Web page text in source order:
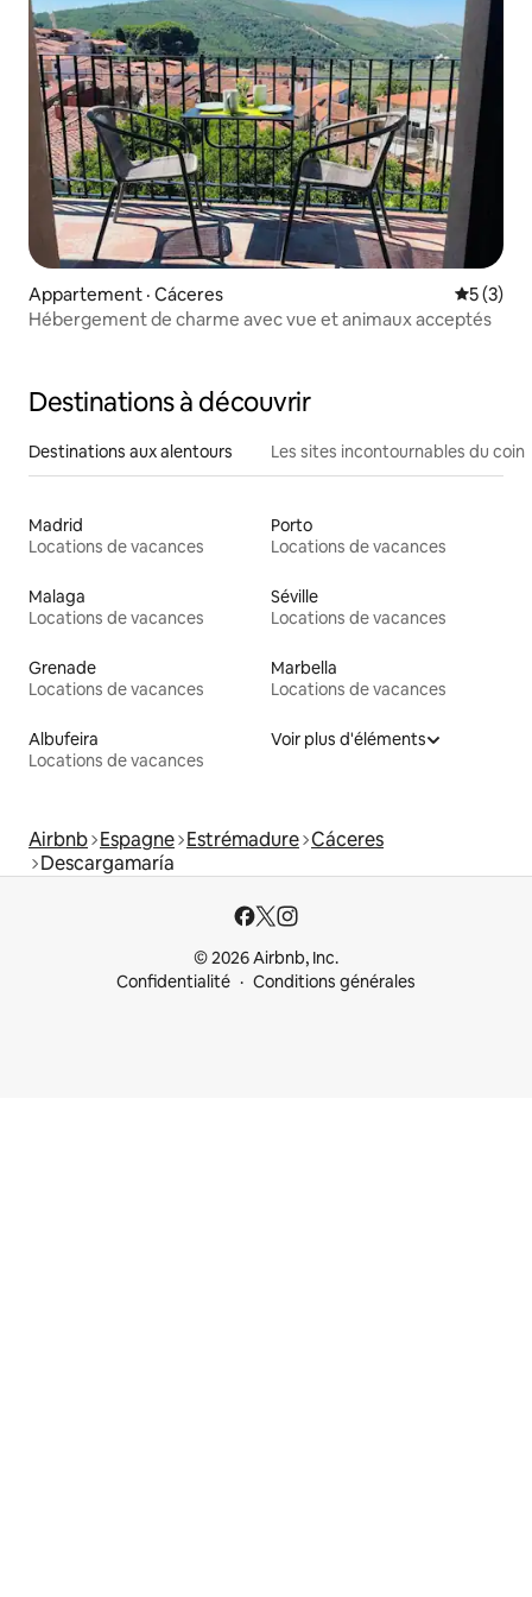
Appartement · Cáceres‎ Note
5 (3)
Hébergement de charme avec vue et animaux acceptés
Destinations à découvrir
Destinations aux alentours Les sites incontournables du coin
Madrid
Locations de vacances
Porto
Locations de vacances
Malaga
Locations de vacances
Séville
Locations de vacances
Grenade
Locations de vacances
Marbella
Locations de vacances
Albufeira
Locations de vacances
Voir plus d'éléments
Airbnb Espagne Estrémadure Cáceres
Descargamaría
© 2026 Airbnb, Inc.
Confidentialité
Conditions générales